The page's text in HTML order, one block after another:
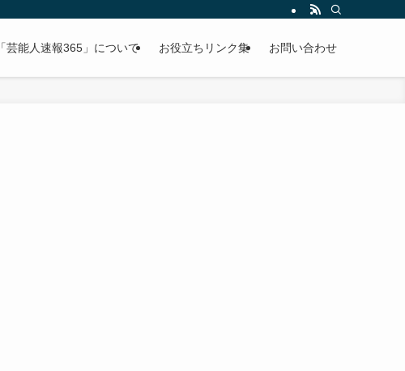
芸能人速報365」について お役立ちリンク集 お問い合わせ